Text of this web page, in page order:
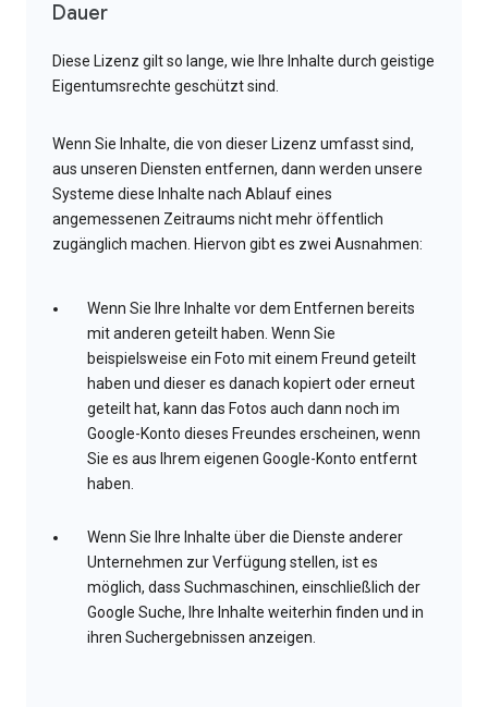
Dauer
Diese Lizenz gilt so lange, wie Ihre Inhalte durch geistige
Eigentumsrechte geschützt sind.
Wenn Sie Inhalte, die von dieser Lizenz umfasst sind,
aus unseren Diensten entfernen, dann werden unsere
Systeme diese Inhalte nach Ablauf eines
angemessenen Zeitraums nicht mehr öffentlich
zugänglich machen. Hiervon gibt es zwei Ausnahmen:
Wenn Sie Ihre Inhalte vor dem Entfernen bereits
mit anderen geteilt haben. Wenn Sie
beispielsweise ein Foto mit einem Freund geteilt
haben und dieser es danach kopiert oder erneut
geteilt hat, kann das Fotos auch dann noch im
Google-Konto dieses Freundes erscheinen, wenn
Sie es aus Ihrem eigenen Google-Konto entfernt
haben.
Wenn Sie Ihre Inhalte über die Dienste anderer
Unternehmen zur Verfügung stellen, ist es
möglich, dass Suchmaschinen, einschließlich der
Google Suche, Ihre Inhalte weiterhin finden und in
ihren Suchergebnissen anzeigen.